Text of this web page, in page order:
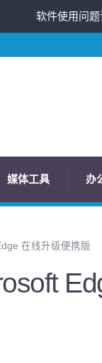
媒体工具 办
在线升级便携版
软件使用问题